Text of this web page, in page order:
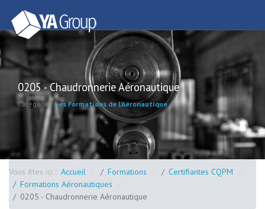
0205 - Chaudronnerie Aéronautique
Catégorie :Les Formations de l'Aéronautique
Vous êtes ici : Accueil Formations
Certifiantes CQPM
Formations Aéronautiques
0205 - Chaudronnerie Aéronautique